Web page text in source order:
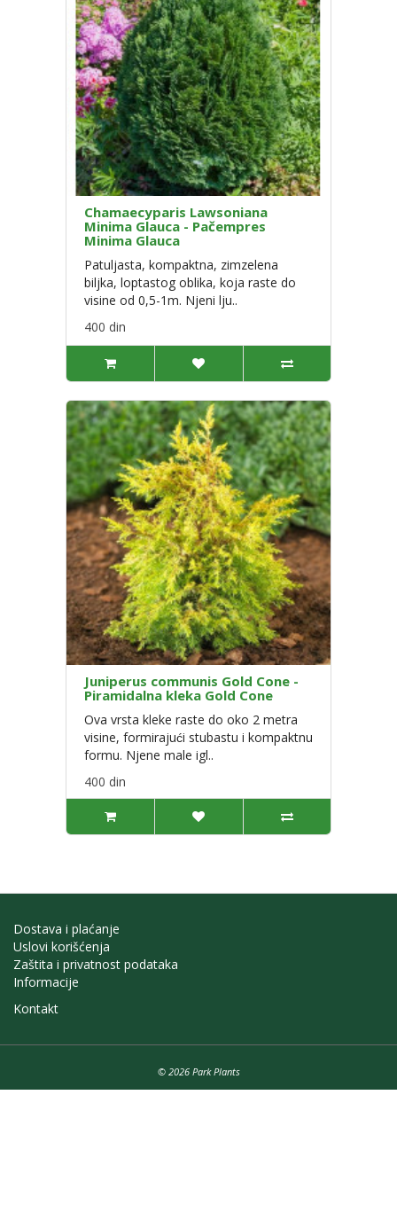
Chamaecyparis Lawsoniana
Minima Glauca - Pačempres
Minima Glauca
Patuljasta, kompaktna, zimzelena
biljka, loptastog oblika, koja raste do
visine od 0,5-1m. Njeni lju..
400 din
Juniperus communis Gold Cone -
Piramidalna kleka Gold Cone
Ova vrsta kleke raste do oko 2 metra
visine, formirajući stubastu i kompaktnu
formu. Njene male igl..
400 din
Dostava i plaćanje
Uslovi korišćenja
Zaštita i privatnost podataka
Informacije
Kontakt
© 2026 Park Plants